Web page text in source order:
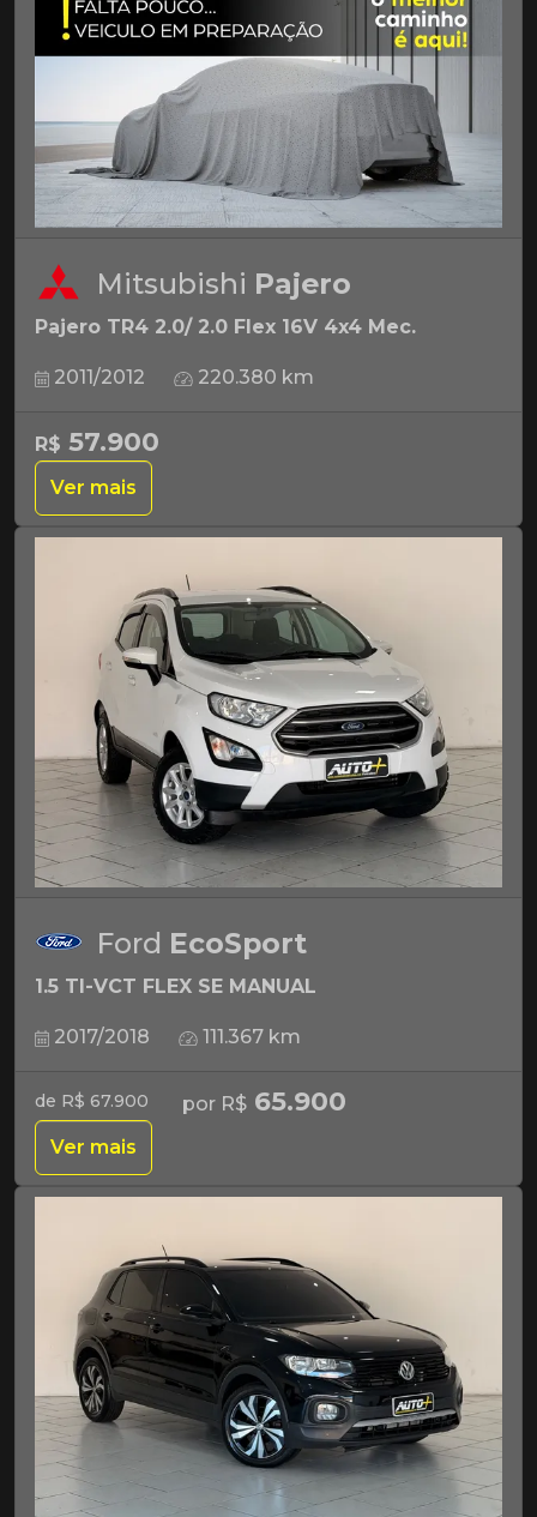
Mitsubishi Pajero
Pajero TR4 2.0/ 2.0 Flex 16V 4x4 Mec.
2011/2012 220.380 km
R$ 57.900
Ver mais
Ford EcoSport
1.5 TI-VCT FLEX SE MANUAL
2017/2018 111.367 km
de R$ 67.900 por R$ 65.900
Ver mais